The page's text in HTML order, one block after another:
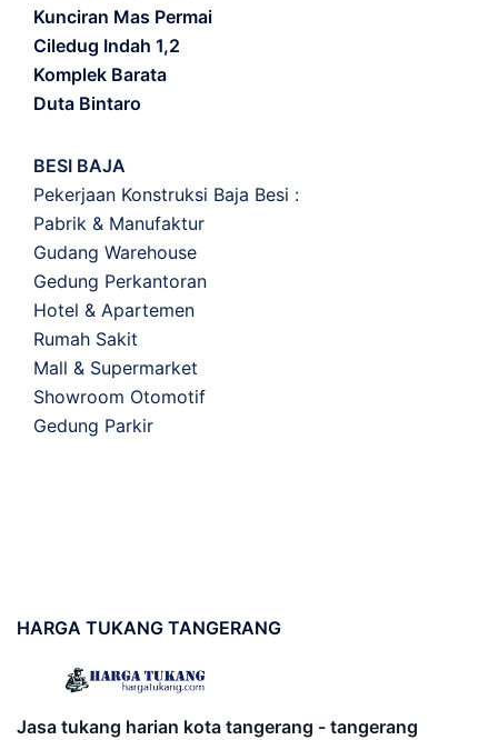
Kunciran Mas Permai
Ciledug Indah 1,2
Komplek Barata
Duta Bintaro
BESI BAJA
Pekerjaan Konstruksi Baja Besi :
Pabrik & Manufaktur
Gudang Warehouse
Gedung Perkantoran
Hotel & Apartemen
Rumah Sakit
Mall & Supermarket
Showroom Otomotif
Gedung Parkir
HARGA TUKANG TANGERANG
Jasa tukang harian kota tangerang - tangerang